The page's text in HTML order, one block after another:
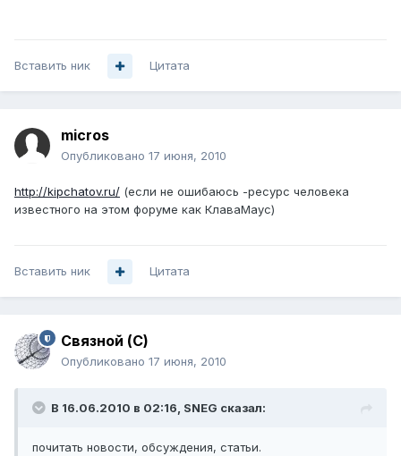
Вставить ник Цитата
micros
Опубликовано 17 июня, 2010
http://kipchatov.ru/ (если не ошибаюсь -ресурс человека
известного на этом форуме как КлаваМаус)
Вставить ник Цитата
Связной (С)
Опубликовано 17 июня, 2010
В 16.06.2010 в 02:16, SNEG сказал:
почитать новости, обсуждения, статьи.